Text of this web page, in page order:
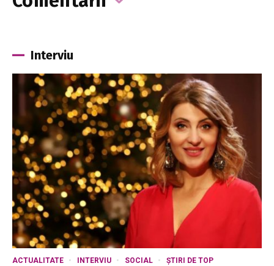
Interviu
ACTUALITATE INTERVIU SOCIAL ȘTIRI DE TOP